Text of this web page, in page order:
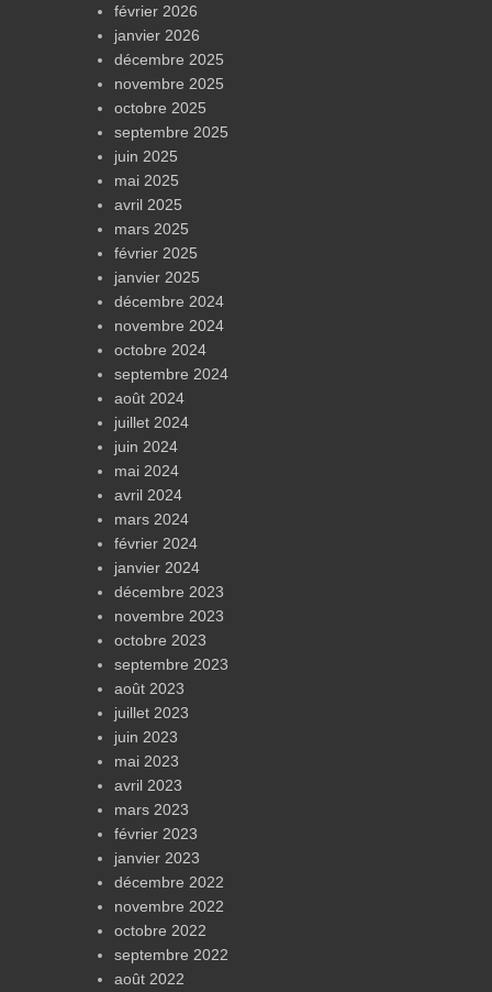
février 2026
janvier 2026
décembre 2025
novembre 2025
octobre 2025
septembre 2025
juin 2025
mai 2025
avril 2025
mars 2025
février 2025
janvier 2025
décembre 2024
novembre 2024
octobre 2024
septembre 2024
août 2024
juillet 2024
juin 2024
mai 2024
avril 2024
mars 2024
février 2024
janvier 2024
décembre 2023
novembre 2023
octobre 2023
septembre 2023
août 2023
juillet 2023
juin 2023
mai 2023
avril 2023
mars 2023
février 2023
janvier 2023
décembre 2022
novembre 2022
octobre 2022
septembre 2022
août 2022